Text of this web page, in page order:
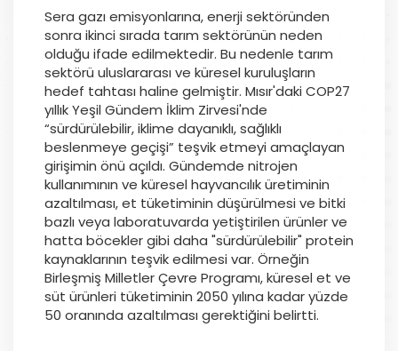
Sera gazı emisyonlarına, enerji sektöründen
sonra ikinci sırada tarım sektörünün neden
olduğu ifade edilmektedir. Bu nedenle tarım
sektörü uluslararası ve küresel kuruluşların
hedef tahtası haline gelmiştir. Mısır'daki COP27
yıllık Yeşil Gündem İklim Zirvesi'nde
“sürdürülebilir, iklime dayanıklı, sağlıklı
beslenmeye geçişi” teşvik etmeyi amaçlayan
girişimin önü açıldı. Gündemde nitrojen
kullanımının ve küresel hayvancılık üretiminin
azaltılması, et tüketiminin düşürülmesi ve bitki
bazlı veya laboratuvarda yetiştirilen ürünler ve
hatta böcekler gibi daha "sürdürülebilir" protein
kaynaklarının teşvik edilmesi var. Örneğin
Birleşmiş Milletler Çevre Programı, küresel et ve
süt ürünleri tüketiminin 2050 yılına kadar yüzde
50 oranında azaltılması gerektiğini belirtti.